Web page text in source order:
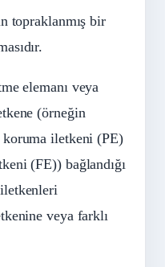
topraklanmış bir
elemanı veya
(örneğin
iletkeni (PE)
(FE)) bağlandığı
veya farklı